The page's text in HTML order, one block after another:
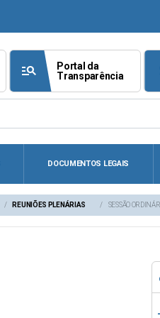
manage_search
Portal da
Transparência
DOCUMENTOS LEGAIS
REUNIÕES PLENÁRIAS SESSÃO